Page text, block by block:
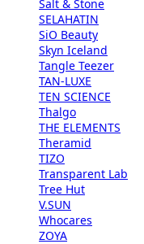
Salt & Stone
SELAHATIN
SiO Beauty
Skyn Iceland
Tangle Teezer
TAN-LUXE
TEN SCIENCE
Thalgo
THE ELEMENTS
Theramid
TIZO
Transparent Lab
Tree Hut
V.SUN
Whocares
ZOYA